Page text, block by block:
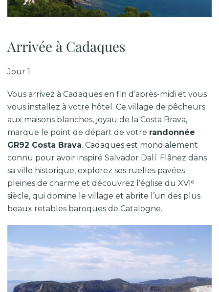
Arrivée à Cadaques
Jour 1
Vous arrivez à Cadaques en fin d’après-midi et vous
vous installez à votre hôtel. Ce village de pêcheurs
aux maisons blanches, joyau de la Costa Brava,
marque le point de départ de votre randonnée
GR92 Costa Brava. Cadaques est mondialement
connu pour avoir inspiré Salvador Dalí. Flânez dans
sa ville historique, explorez ses ruelles pavées
pleines de charme et découvrez l’église du XVIᵉ
siècle, qui domine le village et abrite l’un des plus
beaux retables baroques de Catalogne.